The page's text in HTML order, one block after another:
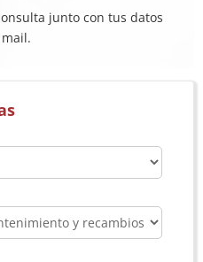
junto con tus datos